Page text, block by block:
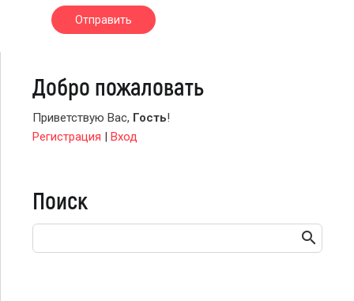
Отправить
Добро пожаловать
Приветствую Вас, Гость!
Регистрация | Вход
Поиск